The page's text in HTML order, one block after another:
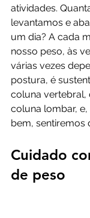
atividades.
levantamos e
um dia? A cada
nosso peso, às
várias vezes
postura, é
coluna vertebral,
coluna lombar,
bem, sentiremos
Cuidado
de peso